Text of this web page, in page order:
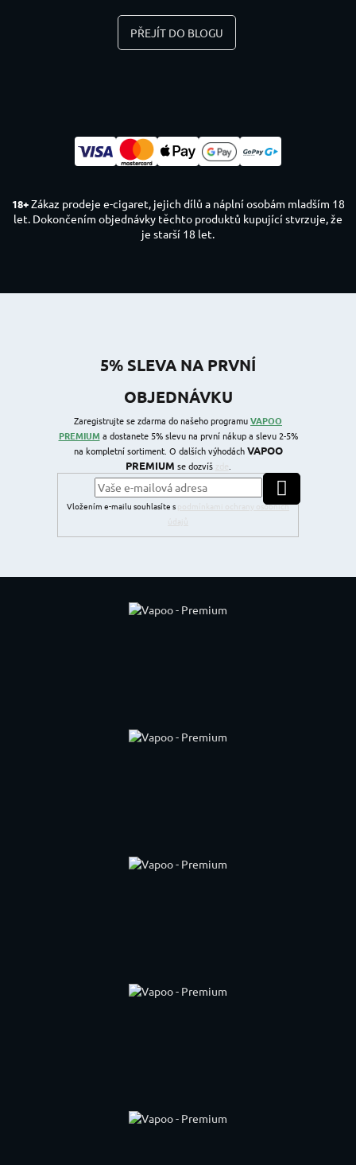
PŘEJÍT DO BLOGU
18+Zákaz prodeje e-cigaret, jejich dílů a náplní osobám mladším 18
let. Dokončením objednávky těchto produktů kupující stvrzuje, že
je starší 18 let.
5% SLEVA NA PRVNÍ
OBJEDNÁVKU
Zaregistrujte se zdarma do našeho programuVAPOO
PREMIUMa dostanete 5% slevu na první nákup a slevu 2-5%
na kompletní sortiment. O dalších výhodáchVAPOO
PREMIUM se dozvíš .
Vložením e-mailu souhlasíte s
podmínkami ochrany osobních